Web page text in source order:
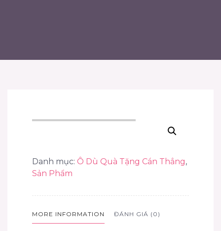
Danh mục: Ô Dù Quà Tặng Cán Thẳng,
Sản Phẩm
MORE INFORMATION ĐÁNH GIÁ (0)